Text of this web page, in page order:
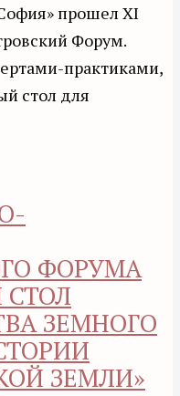
прошел XI
Форум.
практиками,
стол для
ФОРУМА
ЗЕМНОГО
ЗЕМЛИ»